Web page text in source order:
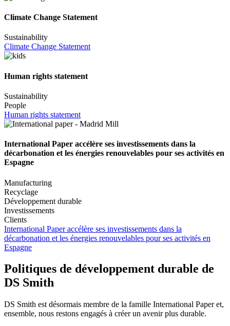
Climate Change Statement
Sustainability
Climate Change Statement
Human rights statement
Sustainability
People
Human rights statement
International Paper accélère ses investissements dans la
décarbonation et les énergies renouvelables pour ses activités en
Espagne
Manufacturing
Recyclage
Développement durable
Investissements
Clients
International Paper accélère ses investissements dans la
décarbonation et les énergies renouvelables pour ses activités en
Espagne
Politiques de développement durable de
DS Smith
DS Smith est désormais membre de la famille International Paper et,
ensemble, nous restons engagés à créer un avenir plus durable.